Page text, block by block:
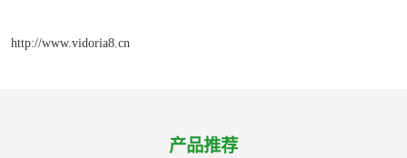
http://www.vidoria8.cn
产品推荐